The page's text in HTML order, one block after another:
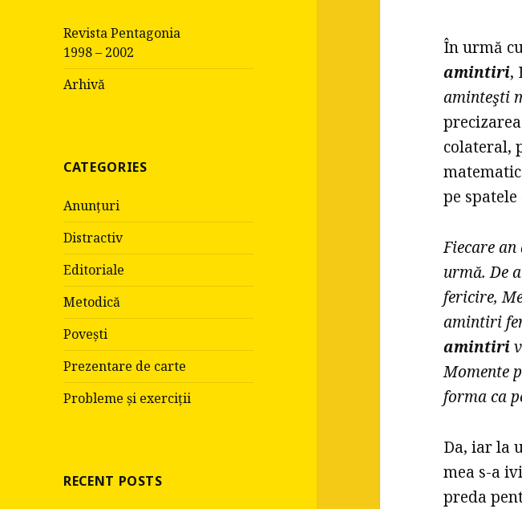
h
f
o
r
Revista Pentagonia
1998 – 2002
Arhivă
CATEGORIES
Anunțuri
Distractiv
Editoriale
Metodică
Povești
Prezentare de carte
Probleme și exerciții
RECENT POSTS
În urmă
amintiri,
aminteşti
colateral,
pe
Fiecare
urmă. De
fericire,
amintiri
amintiri
Momente
forma ca
Da, iar la
mea s-a
preda